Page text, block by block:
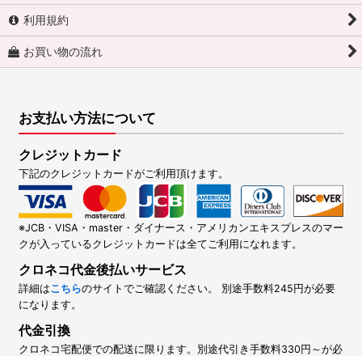
利用規約
お買い物の流れ
お支払い方法について
クレジットカード
下記のクレジットカードがご利用頂けます。
※JCB・VISA・master・ダイナース・アメリカンエキスプレスのマー
クが入っているクレジットカードは全てご利用になれます。
クロネコ代金後払いサービス
詳細はこちらのサイトでご確認ください。 別途手数料245円が必要
になります。
代金引換
クロネコ宅配便での配送に限ります。別途代引き手数料330円～が必